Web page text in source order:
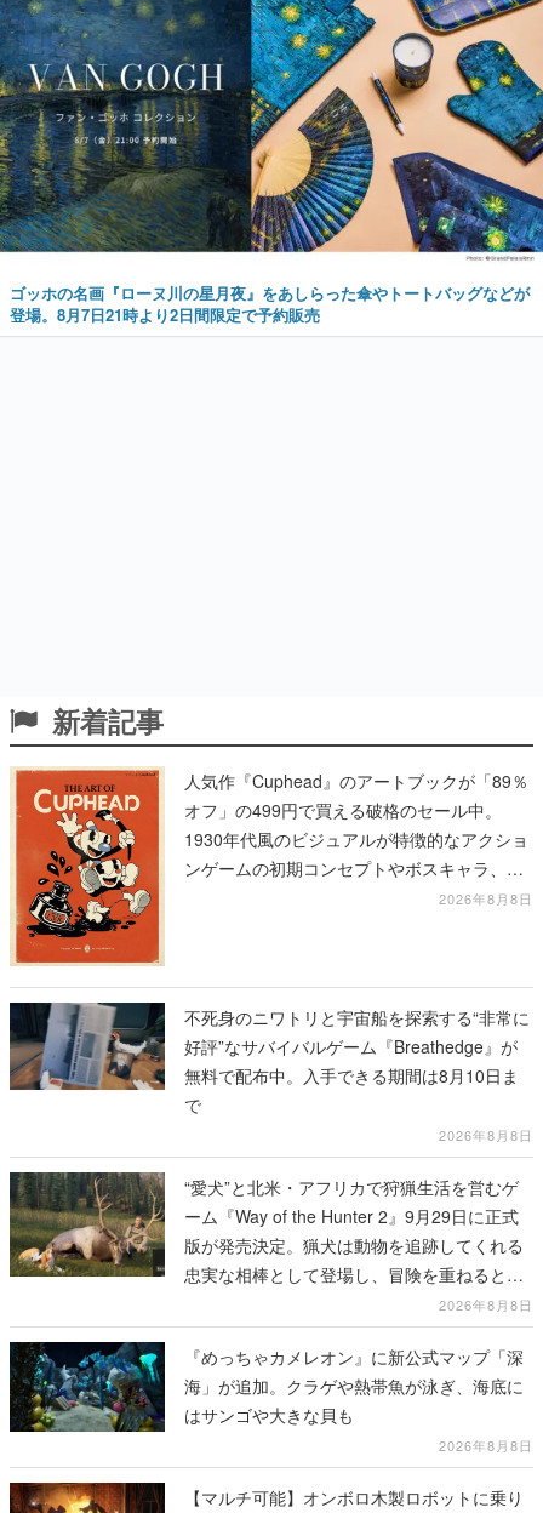
ゴッホの名画『ローヌ川の星月夜』をあしらった傘やトートバッグなどが
登場。8月7日21時より2日間限定で予約販売
新着記事
人気作『Cuphead』のアートブックが「89％
オフ」の499円で買える破格のセール中。
1930年代風のビジュアルが特徴的なアクショ
ンゲームの初期コンセプトやボスキャラ、ス
2026年8月8日
不死身のニワトリと宇宙船を探索する“非常に
好評”なサバイバルゲーム『Breathedge』が
無料で配布中。入手できる期間は8月10日ま
で
2026年8月8日
“愛犬”と北米・アフリカで狩猟生活を営むゲ
ーム『Way of the Hunter 2』9月29日に正式
版が発売決定。猟犬は動物を追跡してくれる
忠実な相棒として登場し、冒険を重ねると成
2026年8月8日
『めっちゃカメレオン』に新公式マップ「深
海」が追加。クラゲや熱帯魚が泳ぎ、海底に
はサンゴや大きな貝も
2026年8月8日
【マルチ可能】オンボロ木製ロボットに乗り